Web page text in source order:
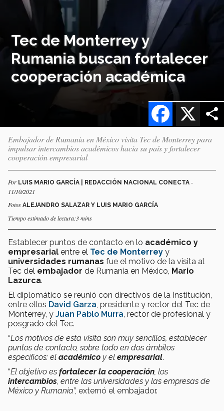
Tec de Monterrey y
Rumania buscan fortalecer
cooperación académica
X
Facebook
Embajador de Rumania en México visita Tec de Monterrey para
impulsar intercambios académicos hacia su país y fortalecer
cooperación empresarial
Por LUIS MARIO GARCÍA | REDACCIÓN NACIONAL CONECTA -
11/10/2021
Fotos ALEJANDRO SALAZAR Y LUIS MARIO GARCÍA
Tiempo estimado de lectura:3 mins
Establecer puntos de contacto en lo académico y
empresarial entre el Tec de Monterrey y
universidades rumanas fue el motivo de la visita al
Tec del embajador de Rumania en México, Mario
Lazurca.
El diplomático se reunió con directivos de la Institución,
entre ellos David Garza , presidente y rector del Tec de
Monterrey, y Juan Pablo Murra , rector de profesional y
posgrado del Tec.
“Los motivos de esta visita son muy sencillos, establecer
puntos de contacto, sobre todo en dos ámbitos
específicos: el académico y el empresarial.
“El objetivo es fortalecer la cooperación , los
intercambios , entre las universidades y las empresas de
México y Rumania”, externó el embajador.